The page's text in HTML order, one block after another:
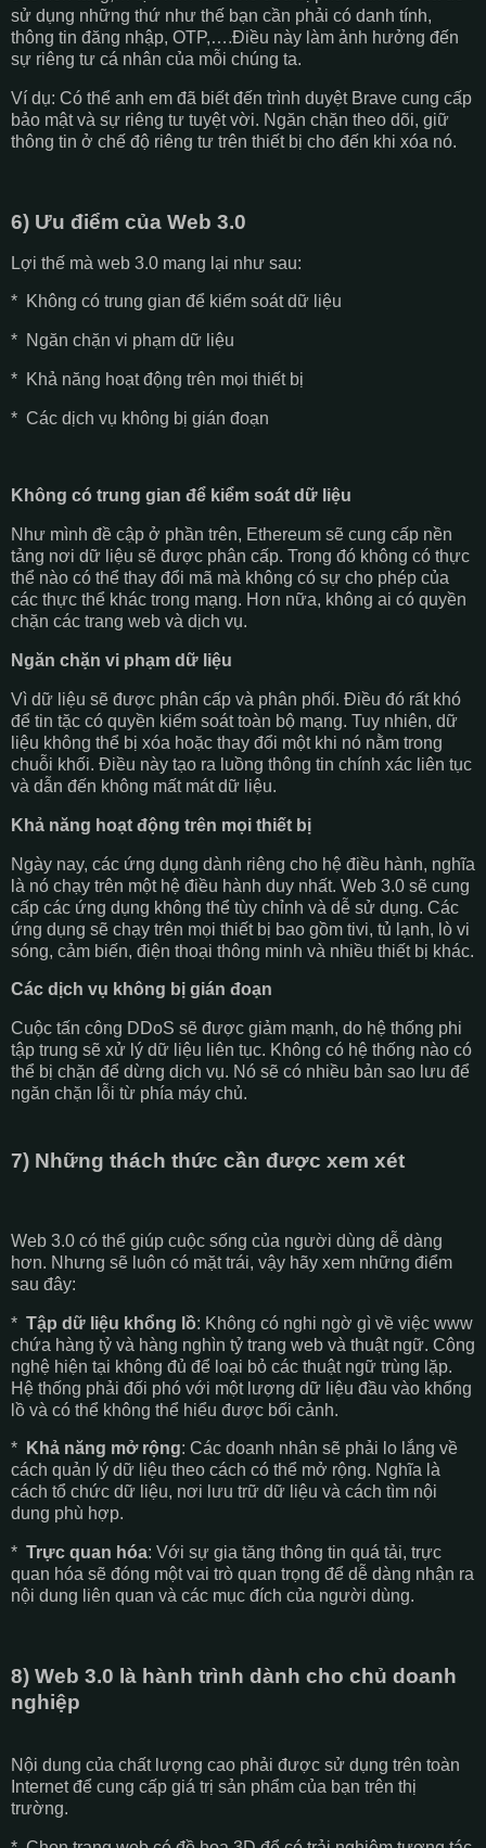
sử dụng những thứ như thế bạn cần phải có danh tính,
thông tin đăng nhập, OTP,….Điều này làm ảnh hưởng đến
sự riêng tư cá nhân của mỗi chúng ta.
Ví dụ: Có thể anh em đã biết đến trình duyệt Brave cung cấp
bảo mật và sự riêng tư tuyệt vời. Ngăn chặn theo dõi, giữ
thông tin ở chế độ riêng tư trên thiết bị cho đến khi xóa nó.
6) Ưu điểm của Web 3.0
Lợi thế mà web 3.0 mang lại như sau:
* Không có trung gian để kiểm soát dữ liệu
* Ngăn chặn vi phạm dữ liệu
* Khả năng hoạt động trên mọi thiết bị
* Các dịch vụ không bị gián đoạn
Không có trung gian để kiểm soát dữ liệu
Như mình đề cập ở phần trên, Ethereum sẽ cung cấp nền
tảng nơi dữ liệu sẽ được phân cấp. Trong đó không có thực
thể nào có thể thay đổi mã mà không có sự cho phép của
các thực thể khác trong mạng. Hơn nữa, không ai có quyền
chặn các trang web và dịch vụ.
Ngăn chặn vi phạm dữ liệu
Vì dữ liệu sẽ được phân cấp và phân phối. Điều đó rất khó
để tin tặc có quyền kiểm soát toàn bộ mạng. Tuy nhiên, dữ
liệu không thể bị xóa hoặc thay đổi một khi nó nằm trong
chuỗi khối. Điều này tạo ra luồng thông tin chính xác liên tục
và dẫn đến không mất mát dữ liệu.
Khả năng hoạt động trên mọi thiết bị
Ngày nay, các ứng dụng dành riêng cho hệ điều hành, nghĩa
là nó chạy trên một hệ điều hành duy nhất. Web 3.0 sẽ cung
cấp các ứng dụng không thể tùy chỉnh và dễ sử dụng. Các
ứng dụng sẽ chạy trên mọi thiết bị bao gồm tivi, tủ lạnh, lò vi
sóng, cảm biến, điện thoại thông minh và nhiều thiết bị khác.
Các dịch vụ không bị gián đoạn
Cuộc tấn công DDoS sẽ được giảm mạnh, do hệ thống phi
tập trung sẽ xử lý dữ liệu liên tục. Không có hệ thống nào có
thể bị chặn để dừng dịch vụ. Nó sẽ có nhiều bản sao lưu để
ngăn chặn lỗi từ phía máy chủ.
7) Những thách thức cần được xem xét
Web 3.0 có thể giúp cuộc sống của người dùng dễ dàng
hơn. Nhưng sẽ luôn có mặt trái, vậy hãy xem những điểm
sau đây:
* Tập dữ liệu khổng lồ: Không có nghi ngờ gì về việc www
chứa hàng tỷ và hàng nghìn tỷ trang web và thuật ngữ. Công
nghệ hiện tại không đủ để loại bỏ các thuật ngữ trùng lặp.
Hệ thống phải đối phó với một lượng dữ liệu đầu vào khổng
lồ và có thể không thể hiểu được bối cảnh.
* Khả năng mở rộng: Các doanh nhân sẽ phải lo lắng về
cách quản lý dữ liệu theo cách có thể mở rộng. Nghĩa là
cách tổ chức dữ liệu, nơi lưu trữ dữ liệu và cách tìm nội
dung phù hợp.
* Trực quan hóa: Với sự gia tăng thông tin quá tải, trực
quan hóa sẽ đóng một vai trò quan trọng để dễ dàng nhận ra
nội dung liên quan và các mục đích của người dùng.
8) Web 3.0 là hành trình dành cho chủ doanh
nghiệp
Nội dung của chất lượng cao phải được sử dụng trên toàn
Internet để cung cấp giá trị sản phẩm của bạn trên thị
trường.